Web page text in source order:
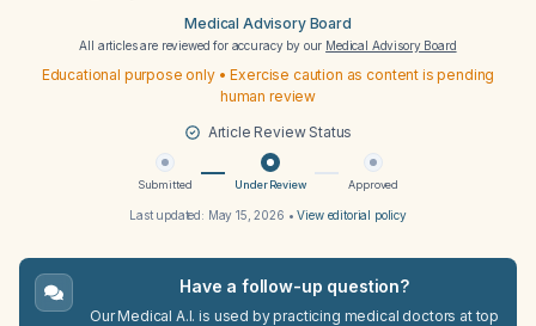
Medical Advisory Board
All articles are reviewed for accuracy by our Medical Advisory Board
Educational purpose only • Exercise caution as content is pending
human review
Article Review Status
Submitted Under Review Approved
Last updated: May 15, 2026 •View editorial policy
Have a follow-up question?
Our Medical A.I. is used by practicing medical doctors at top